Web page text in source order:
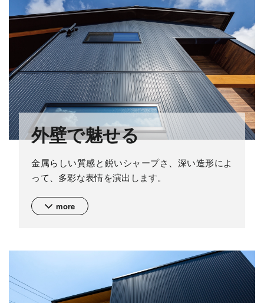
外壁で魅せる
金属らしい質感と鋭いシャープさ、深い造形によ
って、多彩な表情を演出します。
more